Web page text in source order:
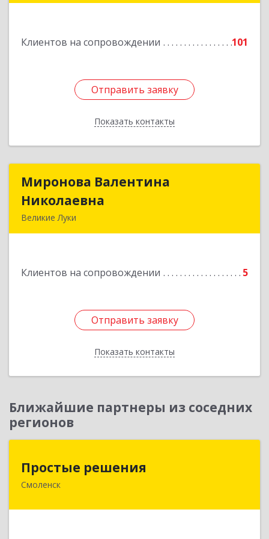
Клиентов на сопровождении 101
Отправить заявку
Показать контакты
Отправить заявку
Назад
Миронова Валентина
Николаевна
Великие Луки
Клиентов на сопровождении 5
Отправить заявку
Показать контакты
Миронова Валентина
Отправить заявку
Назад
Ближайшие партнеры из соседних
регионов
Простые решения
Смоленск
214015, Смоленская обл, Смоленск г, Большая